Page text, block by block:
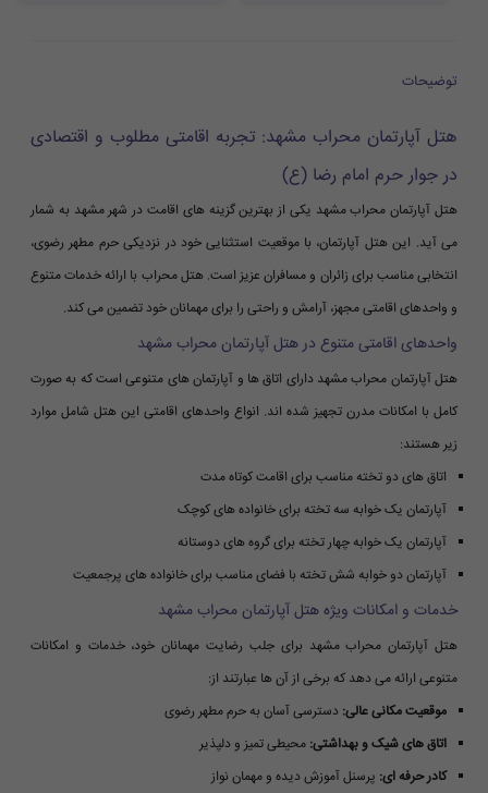
توضیحات
هتل آپارتمان محراب مشهد: تجربه اقامتی مطلوب و اقتصادی
در جوار حرم امام رضا (ع)
هتل آپارتمان محراب مشهد یکی از بهترین گزینه های اقامت در شهر مشهد به شمار
می آید. این هتل آپارتمان، با موقعیت استثنایی خود در نزدیکی حرم مطهر رضوی،
انتخابی مناسب برای زائران و مسافران عزیز است. هتل محراب با ارائه خدمات متنوع
و واحدهای اقامتی مجهز، آرامش و راحتی را برای مهمانان خود تضمین می کند.
واحدهای اقامتی متنوع در هتل آپارتمان محراب مشهد
هتل آپارتمان محراب مشهد دارای اتاق ها و آپارتمان های متنوعی است که به صورت
کامل با امکانات مدرن تجهیز شده اند. انواع واحدهای اقامتی این هتل شامل موارد
زیر هستند:
اتاق های دو تخته مناسب برای اقامت کوتاه مدت
آپارتمان یک خوابه سه تخته برای خانواده های کوچک
آپارتمان یک خوابه چهار تخته برای گروه های دوستانه
آپارتمان دو خوابه شش تخته با فضای مناسب برای خانواده های پرجمعیت
خدمات و امکانات ویژه هتل آپارتمان محراب مشهد
هتل آپارتمان محراب مشهد برای جلب رضایت مهمانان خود، خدمات و امکانات
متنوعی ارائه می دهد که برخی از آن ها عبارتند از:
موقعیت مکانی عالی: دسترسی آسان به حرم مطهر رضوی
اتاق های شیک و بهداشتی: محیطی تمیز و دلپذیر
کادر حرفه ای: پرسنل آموزش دیده و مهمان نواز